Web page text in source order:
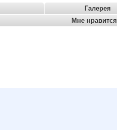
Галерея
Мне нравится